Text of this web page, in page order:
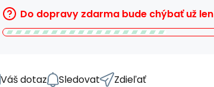
Do dopravy zdarma bude chýbať už len
Váš dotaz Sledovat Zdieľať